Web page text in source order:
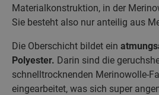
Materialkonstruktion, in der
Sie besteht also nur anteilig aus
Die Oberschicht bildet ein
Polyester. Darin sind die
schnelltrocknenden Merinowolle-
eingearbeitet, was sich super